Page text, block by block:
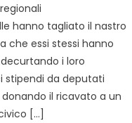
hanno tagliato il nastro
che essi stessi hanno
i loro
stipendi da deputati
il ricavato a un
[…]